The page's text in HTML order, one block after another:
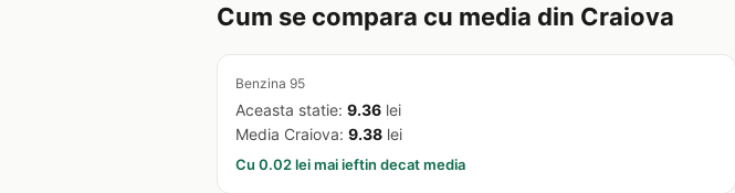
Cum se compara cu media din Craiova
Benzina 95
Aceasta statie: 9.36 lei
Media Craiova: 9.38 lei
Cu 0.02 lei mai ieftin decat media